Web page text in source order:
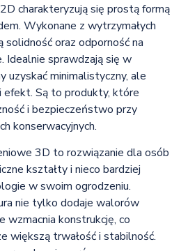
charakteryzują się prostą formą
Wykonane z wytrzymałych
solidność oraz odporność na
Idealnie sprawdzają się w
uzyskać minimalistyczny, ale
efekt. Są to produkty, które
i bezpieczeństwo przy
konserwacyjnych.
3D to rozwiązanie dla osób
kształty i nieco bardziej
w swoim ogrodzeniu.
nie tylko dodaje walorów
wzmacnia konstrukcję, co
większą trwałość i stabilność.